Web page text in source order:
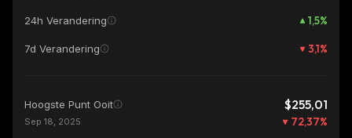
24h Verandering 1,5%
7d Verandering 3,1%
Hoogste Punt Ooit $255,01
Sep 18, 2025 72,37%